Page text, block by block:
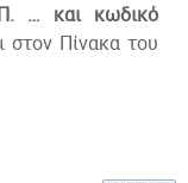
… και κωδικό
Πίνακα του